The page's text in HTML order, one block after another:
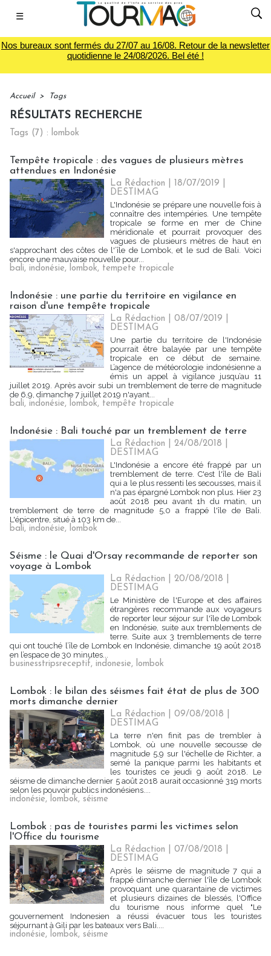
☰
Nos bureaux sont fermés du 27/07 au 16/08. Retour de la newsletter
quotidienne le 24/08/2026. Bel été !
Accueil > Tags
RÉSULTATS RECHERCHE
Tags (7) : lombok
Tempête tropicale : des vagues de plusieurs mètres
attendues en Indonésie
La Rédaction | 18/07/2019
DESTIMAG
L'Indonésie se prépare une nouvelle fois à
connaître des intempéries. Une tempête
tropicale se forme en mer de Chine
méridionale et pourrait provoquer des
vagues de plusieurs mètres de haut en
s'approchant des côtes de l'’île de Lombok, et le sud de Bali. Voici
encore une mauvaise nouvelle pour...
bali, indonésie, lombok, tempete tropicale
Indonésie : une partie du territoire en vigilance en
raison d'une tempête tropicale
La Rédaction | 08/07/2019
DESTIMAG
Une partie du territoire de l'Indonésie
pourrait être balayée par une tempête
tropicale en ce début de semaine.
L’agence de météorologie indonésienne a
émis un appel à vigilance jusqu’au 11
juillet 2019. Après avoir subi un tremblement de terre de magnitude
de 6,9, dimanche 7 juillet 2019 n'ayant...
bali, indonésie, lombok, tempête tropicale
Indonésie : Bali touché par un tremblement de terre
La Rédaction | 24/08/2018
DESTIMAG
L'Indonésie a encore été frappé par un
tremblement de terre. C'est l'île de Bali
qui a le plus ressenti les secousses, mais il
n'a pas épargné Lombok non plus. Hier 23
août 2018 peu avant 1h du matin, un
tremblement de terre de magnitude 5,0 a frappé l'île de Bali.
L'épicentre, situé à 103 km de...
bali, indonésie, lombok
Séisme : le Quai d'Orsay recommande de reporter son
voyage à Lombok
La Rédaction | 20/08/2018
DESTIMAG
Le Ministère de l'Europe et des affaires
étrangères recommande aux voyageurs
de reporter leur séjour sur l'île de Lombok
en Indonésie, suite aux tremblements de
terre. Suite aux 3 tremblements de terre
qui ont touché l’île de Lombok en Indonésie, dimanche 19 août 2018
en l’espace de 30 minutes...
businesstripsreceptif, indonesie, lombok
Lombok : le bilan des séismes fait état de plus de 300
morts dimanche dernier
La Rédaction | 09/08/2018
DESTIMAG
La terre n'en finit pas de trembler à
Lombok, où une nouvelle secousse de
magnitude 5,9 sur l'échelle de Richter, a
semé la panique parmi les habitants et
les touristes ce jeudi 9 août 2018. Le
séisme de dimanche dernier 5 août 2018 aurait occasionné 319 morts
selon les pouvoir publics indonésiens....
indonésie, lombok, séisme
Lombok : pas de touristes parmi les victimes selon
l'Office du tourisme
La Rédaction | 07/08/2018
DESTIMAG
Après le séisme de magnitude 7 qui a
frappé dimanche dernier l'île de Lombok
provoquant une quarantaine de victimes
et plusieurs dizaines de blessés, l'Office
du tourisme nous informe quel "Le
gouvernement Indonesien a réussi évacuer tous les touristes
séjournant à Gili par les bateaux vers Bali....
indonésie, lombok, séisme